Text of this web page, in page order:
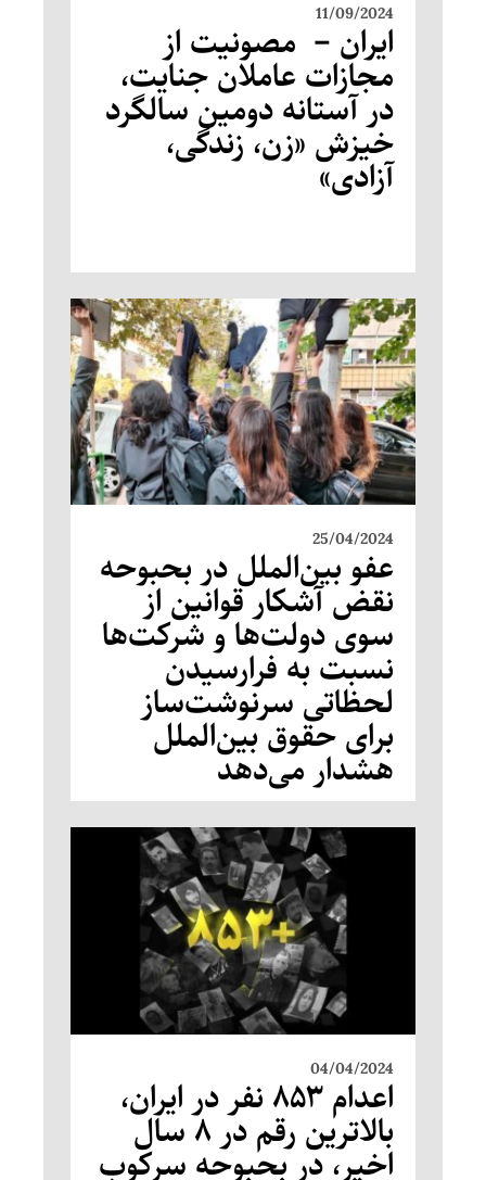
11/09/2024
ایران – مصونیت از
مجازات عاملان جنایت،
در آستانه دومین سالگرد
خیزش «زن، زندگی،
آزادی»
25/04/2024
عفو بین‌الملل در بحبوحه
نقض آشکار قوانین از
سوی دولت‌ها و شرکت‌ها
نسبت به فرارسیدن
لحظاتی سرنوشت‌ساز
برای حقوق بین‌الملل
هشدار می‌دهد
04/04/2024
اعدام ۸۵۳ نفر در ایران،
بالاترین رقم در ۸ سال
اخیر، در بحبوحه سرکوب